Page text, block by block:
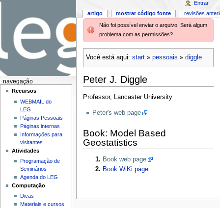
Não foi possível enviar o arquivo. Será algum
problema com as permissões?
Você está aqui: start» pessoais » diggle
Peter J. Diggle
Professor, Lancaster University
Peter's web page
Book: Model Based
Geostatistics
Book web page
Book WiKi page
artigo mostrar código fonte revisões
Entrar
navegação
Recursos
WEBMAIL do
LEG
Páginas Pessoais
Páginas internas
Informações para
visitantes
Atividades
Programação de
Seminários
Agenda do LEG
Computação
Dicas
Materiais e cursos